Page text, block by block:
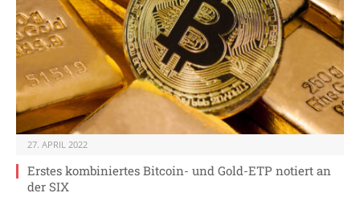
27. APRIL 2022
Erstes kombiniertes Bitcoin- und Gold-ETP notiert an
der SIX